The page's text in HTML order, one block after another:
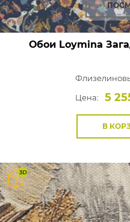
Обои Loymina
Цена:
5
В